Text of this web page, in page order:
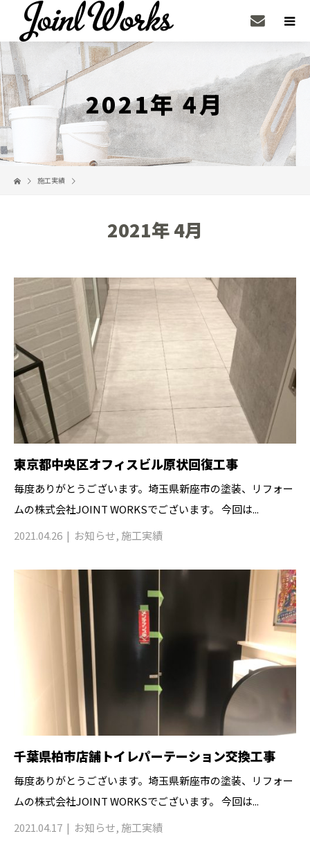
2021年 4月
施工実績
2021年 4月
東京都中央区オフィスビル原状回復工事
毎度ありがとうございます。埼玉県新座市の塗装、リフォー
ムの株式会社JOINT WORKSでございます。 今回は...
2021.04.26
お知らせ, 施工実績
千葉県柏市店舗トイレパーテーション交換工事
毎度ありがとうございます。埼玉県新座市の塗装、リフォー
ムの株式会社JOINT WORKSでございます。 今回は...
2021.04.17
お知らせ, 施工実績